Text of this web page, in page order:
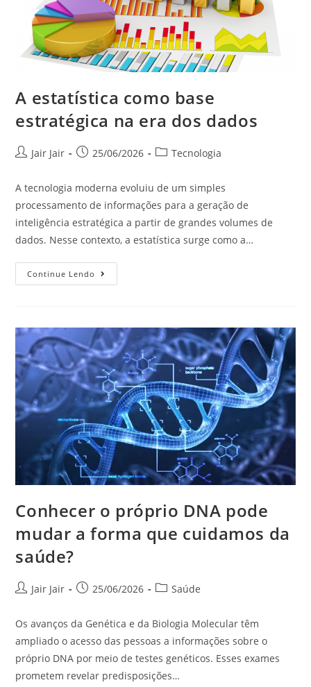
A estatística como base
estratégica na era dos dados
Jair Jair 25/06/2026 Tecnologia
A tecnologia moderna evoluiu de um simples
processamento de informações para a geração de
inteligência estratégica a partir de grandes volumes de
dados. Nesse contexto, a estatística surge como a…
Continue Lendo
Conhecer o próprio DNA pode
mudar a forma que cuidamos da
saúde?
Jair Jair 25/06/2026 Saúde
Os avanços da Genética e da Biologia Molecular têm
ampliado o acesso das pessoas a informações sobre o
próprio DNA por meio de testes genéticos. Esses exames
prometem revelar predisposições…